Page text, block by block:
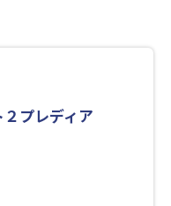
プレディア